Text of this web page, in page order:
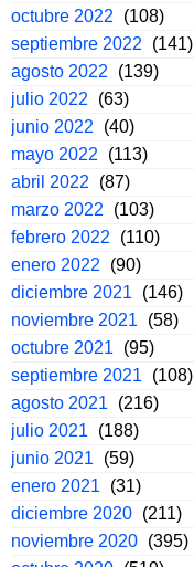
octubre 2022
(108)
septiembre 2022
(141)
agosto 2022
(139)
julio 2022
(63)
junio 2022
(40)
mayo 2022
(113)
abril 2022
(87)
marzo 2022
(103)
febrero 2022
(110)
enero 2022
(90)
diciembre 2021
(146)
noviembre 2021
(58)
octubre 2021
(95)
septiembre 2021
(108)
agosto 2021
(216)
julio 2021
(188)
junio 2021
(59)
enero 2021
(31)
diciembre 2020 (211)
noviembre 2020 (395)